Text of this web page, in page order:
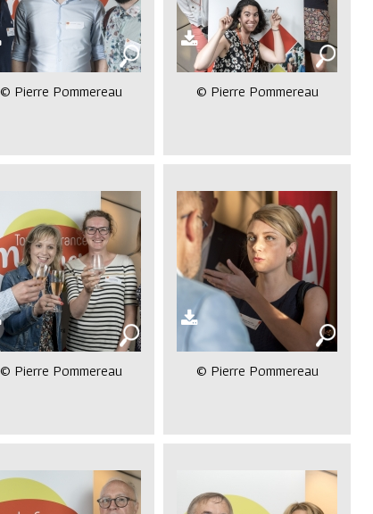
© Pierre Pommereau © Pierre Pommereau
© Pierre Pommereau © Pierre Pommereau